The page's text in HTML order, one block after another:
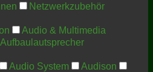
Netzwerkzubehör
Audio & Multimedia
Aufbaulautsprecher
Audio System
Audison